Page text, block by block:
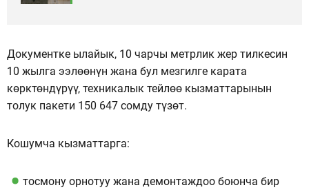
Документке ылайык, 10 чарчы метрлик жер тилкесин
10 жылга ээлөөнүн жана бул мезгилге карата
көрктөндүрүү, техникалык тейлөө кызматтарынын
толук пакети 150 647 сомду түзөт.
Кошумча кызматтарга:
тосмону орнотуу жана демонтаждоо боюнча бир